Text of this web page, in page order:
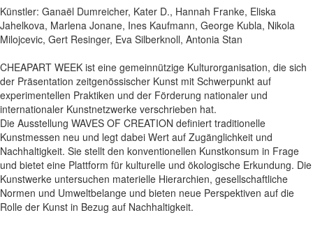
Künstler: Ganaël Dumreicher, Kater D., Hannah Franke, Eliska
Jahelkova, Marlena Jonane, Ines Kaufmann, George Kubla, Nikola
Milojcevic, Gert Resinger, Eva Silberknoll, Antonia Stan
CHEAPART WEEK ist eine gemeinnützige Kulturorganisation, die sich
der Präsentation zeitgenössischer Kunst mit Schwerpunkt auf
experimentellen Praktiken und der Förderung nationaler und
internationaler Kunstnetzwerke verschrieben hat.
Die Ausstellung WAVES OF CREATION definiert traditionelle
Kunstmessen neu und legt dabei Wert auf Zugänglichkeit und
Nachhaltigkeit. Sie stellt den konventionellen Kunstkonsum in Frage
und bietet eine Plattform für kulturelle und ökologische Erkundung. Die
Kunstwerke untersuchen materielle Hierarchien, gesellschaftliche
Normen und Umweltbelange und bieten neue Perspektiven auf die
Rolle der Kunst in Bezug auf Nachhaltigkeit.